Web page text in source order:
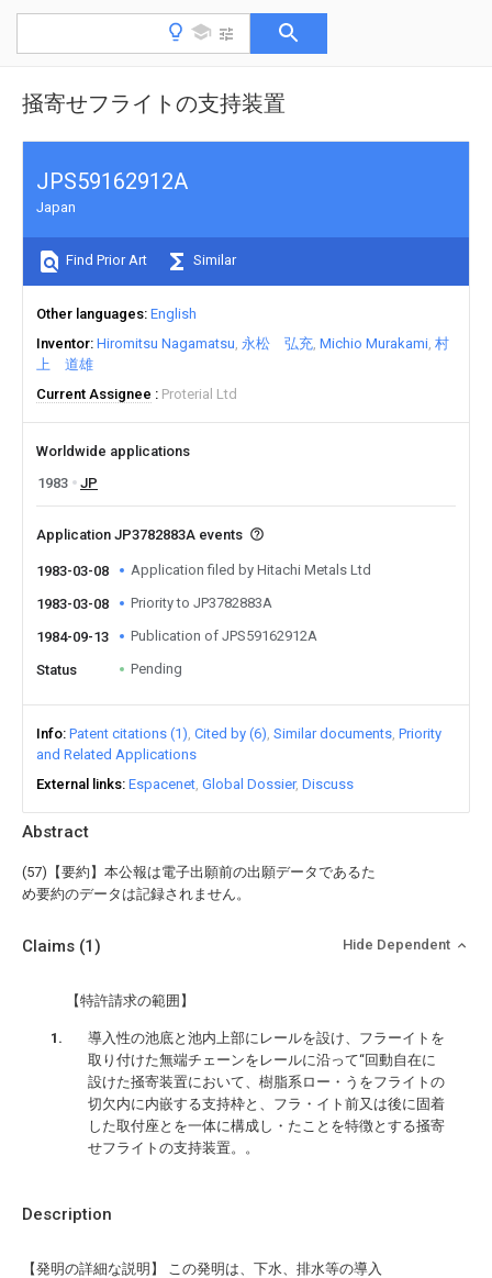
掻寄せフライトの支持装置
Abstract
(57)【要約】本公報は電子出願前の出願データであるた
め要約のデータは記録されません。
JPS59162912A
Japan
Find Prior Art Similar
Other languages English
Inventor Hiromitsu Nagamatsu 永松 弘充 Michio Murakami 村
上 道雄
Current Assignee
Proterial Ltd
Worldwide applications
1983
JP
Application JP3782883A events
1983-03-08 Application filed by Hitachi Metals Ltd
1983-03-08 Priority to JP3782883A
1984-09-13 Publication of JPS59162912A
Status Pending
Info Patent citations (1) Cited by (6) Similar documents Priority
and Related Applications
External links Espacenet Global Dossier Discuss
Description
【発明の詳細な説明】 この発明は、下水、排水等の導入
Claims (1) Hide Dependent
【特許請求の範囲】
導入性の池底と池内上部にレールを設け、フラーイトを
取り付けた無端チェーンをレールに沿って“回動自在に
設けた掻寄装置において、樹脂系ロー・うをフライトの
切欠内に内嵌する支持枠と、フラ・イト前又は後に固着
した取付座とを一体に構成し・たことを特徴とする掻寄
せフライトの支持装置。。